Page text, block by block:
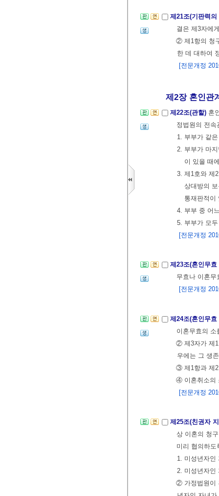
제21조(기판력
결은 제3자에
② 제1항의 청
한 데 대하여
[전문개정
제2장 혼인관
제22조(관할) 혼
정법원의 전속
1. 부부가 같
2. 부부가 마
이 있을 때
3. 제1호와 제
상대방의
통재판적이
4. 부부 중 어
5. 부부가 모
[전문개정
제23조(혼인무
무효나 이혼
[전문개정
제24조(혼인무
이혼무효의
② 제3자가 제1
우에는 그 생
③ 제1항과 제2
④ 이혼취소의
[전문개정
제25조(친권자
상 이혼의 청
미리 협의하도
1. 미성년자인
2. 미성년자인
② 가정법원이